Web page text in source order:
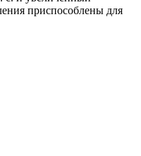
приспособлены для